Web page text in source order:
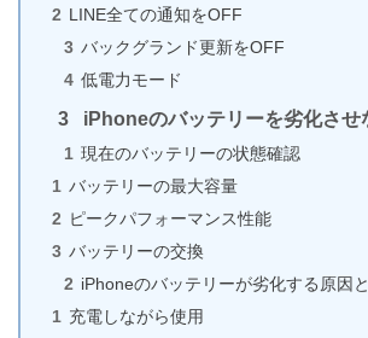
LINE全ての通知をOFF
バックグランド更新をOFF
低電力モード
iPhoneのバッテリーを劣化させ
現在のバッテリーの状態確認
バッテリーの最大容量
ピークパフォーマンス性能
バッテリーの交換
iPhoneのバッテリーが劣化する原因
充電しながら使用